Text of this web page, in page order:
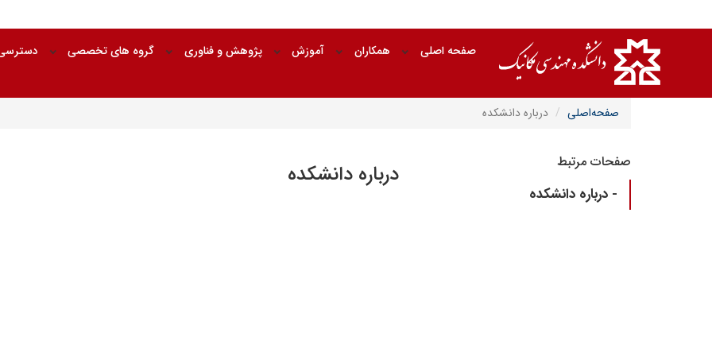
صفحه اصلی همکاران آموزش پژوهش و فناوری گروه های تخصصی
صفحه‌اصلی درباره دانشکده
درباره دانشکده صفحات مرتبط
- درباره دانشکده